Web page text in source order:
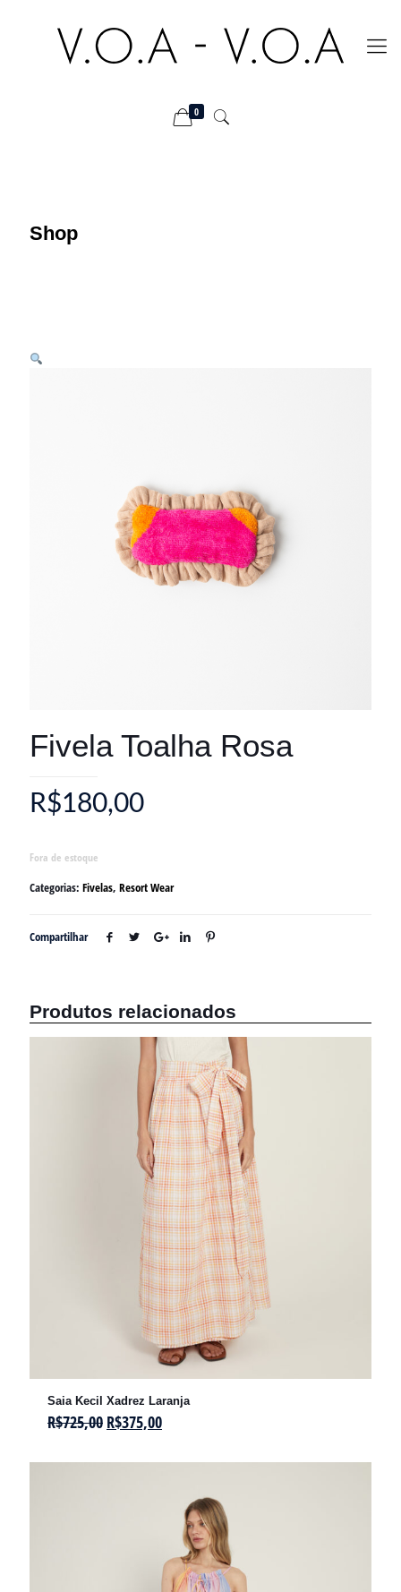
0
Shop
Fivela Toalha Rosa
R$180,00
Fora de estoque
Categorias: Fivelas, Resort Wear
Compartilhar
Produtos relacionados
Saia Kecil Xadrez Laranja
R$725,00 R$375,00